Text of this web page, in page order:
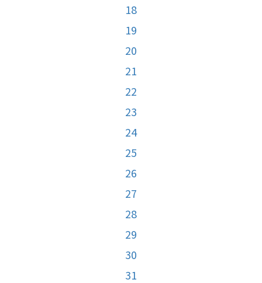
18
19
20
21
22
23
24
25
26
27
28
29
30
31